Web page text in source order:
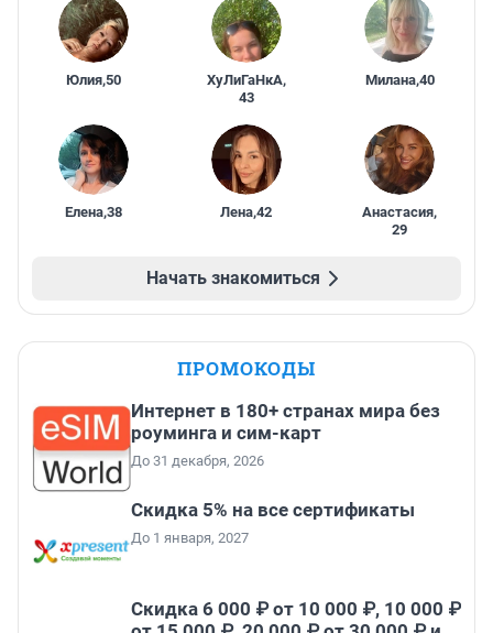
Юлия,50 ХуЛиГаНкА,
43
Милана,40
Елена,38 Лена,42 Анастасия,
29
Начать знакомиться
ПРОМОКОДЫ
Интернет в 180+ странах мира без
роуминга и сим-карт
До 31 декабря, 2026
Скидка 5% на все сертификаты
До 1 января, 2027
Скидка 6 000 ₽ от 10 000 ₽, 10 000 ₽